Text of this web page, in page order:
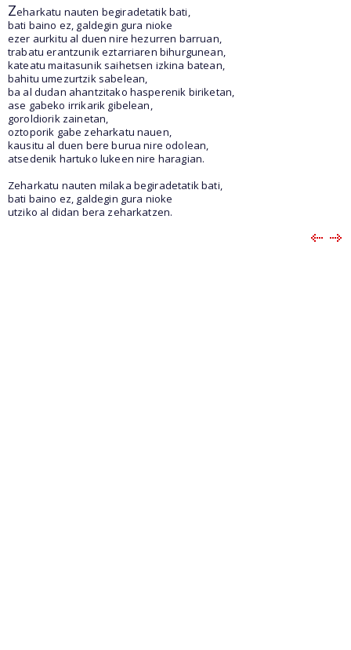
Zeharkatu nauten begiradetatik bati,
bati baino ez, galdegin gura nioke
ezer aurkitu al duen nire hezurren barruan,
trabatu erantzunik eztarriaren bihurgunean,
kateatu maitasunik saihetsen izkina batean,
bahitu umezurtzik sabelean,
ba al dudan ahantzitako hasperenik biriketan,
ase gabeko irrikarik gibelean,
goroldiorik zainetan,
oztoporik gabe zeharkatu nauen,
kausitu al duen bere burua nire odolean,
atsedenik hartuko lukeen nire haragian.
Zeharkatu nauten milaka begiradetatik bati,
bati baino ez, galdegin gura nioke
utziko al didan bera zeharkatzen.